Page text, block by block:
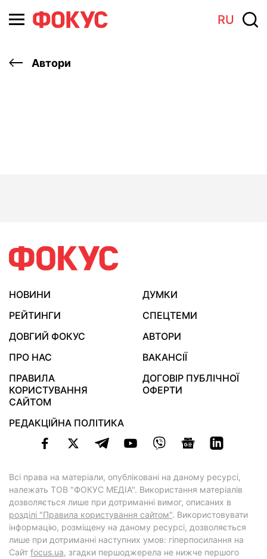
RU
Автори
НОВИНИ
ДУМКИ
РЕЙТИНГИ
СПЕЦТЕМИ
ДОВГИЙ ФОКУС
АВТОРИ
ПРО НАС
ВАКАНСІЇ
ПРАВИЛА
КОРИСТУВАННЯ
САЙТОМ
ДОГОВІР ПУБЛІЧНОЇ
ОФЕРТИ
РЕДАКЦІЙНА ПОЛІТИКА
Всі права на матеріали, опубліковані на даному ресурсі,
належать ТОВ "ФОКУС МЕДІА". Використання матеріалів
дозволяється лише при дотриманні вимог, описаних в
розділі "Правила користування сайтом". Використовувати
інформацію, розміщену на даному ресурсі, дозволяється
лише при дотриманні наступних умов: гіперпосилання на
Cайт focus.ua, згадки першоджерела не нижче першого